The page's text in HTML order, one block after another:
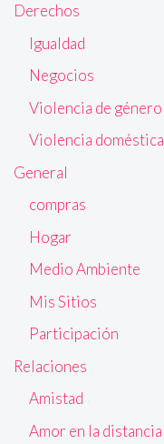
Derechos
Igualdad
Negocios
Violencia de género
Violencia doméstica
General
compras
Hogar
Medio Ambiente
Mis Sitios
Participación
Relaciones
Amistad
Amor en la distancia